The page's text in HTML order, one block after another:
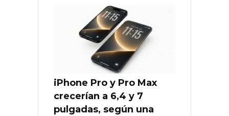
iPhone Pro y Pro Max
crecerían a 6,4 y 7
pulgadas, según una